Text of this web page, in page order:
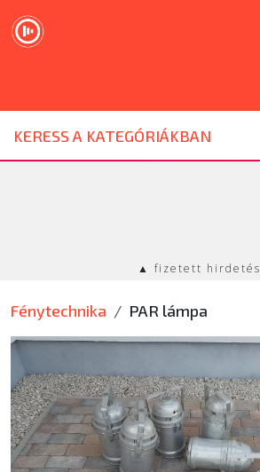
KERESS A KATEGÓRIÁKBAN
DJ ESZKÖZ
HANGTECHNIKA
EGYÉB
SZOLGÁLTATÁSOK
ÚJ TERMÉKEK
▲ fizetett hirdetés
Fénytechnika PAR lámpa